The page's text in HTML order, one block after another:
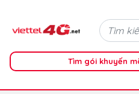
Tìm gói khuyến